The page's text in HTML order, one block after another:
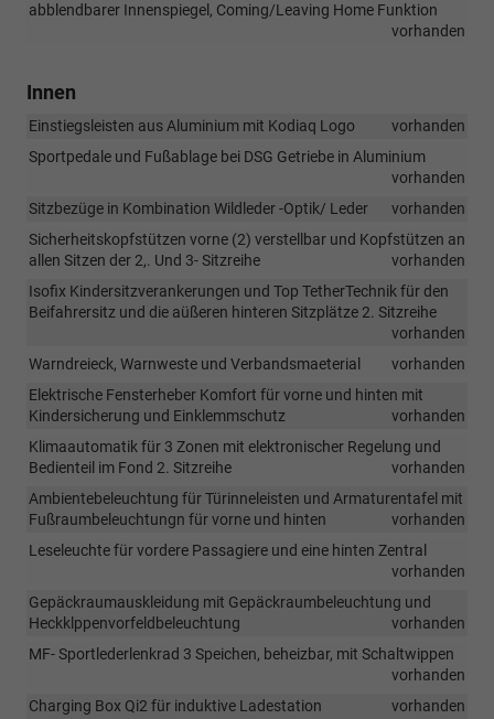
abblendbarer Innenspiegel, Coming/Leaving Home Funktion
vorhanden
Innen
Einstiegsleisten aus Aluminium mit Kodiaq Logo
vorhanden
Sportpedale und Fußablage bei DSG Getriebe in Aluminium
vorhanden
Sitzbezüge in Kombination Wildleder -Optik/ Leder
vorhanden
Sicherheitskopfstützen vorne (2) verstellbar und Kopfstützen an
allen Sitzen der 2,. Und 3- Sitzreihe
vorhanden
Isofix Kindersitzverankerungen und Top TetherTechnik für den
Beifahrersitz und die aüßeren hinteren Sitzplätze 2. Sitzreihe
vorhanden
Warndreieck, Warnweste und Verbandsmaeterial
vorhanden
Elektrische Fensterheber Komfort für vorne und hinten mit
Kindersicherung und Einklemmschutz
vorhanden
Klimaautomatik für 3 Zonen mit elektronischer Regelung und
Bedienteil im Fond 2. Sitzreihe
vorhanden
Ambientebeleuchtung für Türinneleisten und Armaturentafel mit
Fußraumbeleuchtungn für vorne und hinten
vorhanden
Leseleuchte für vordere Passagiere und eine hinten Zentral
vorhanden
Gepäckraumauskleidung mit Gepäckraumbeleuchtung und
Heckklppenvorfeldbeleuchtung
vorhanden
MF- Sportlederlenkrad 3 Speichen, beheizbar, mit Schaltwippen
vorhanden
Charging Box Qi2 für induktive Ladestation
vorhanden